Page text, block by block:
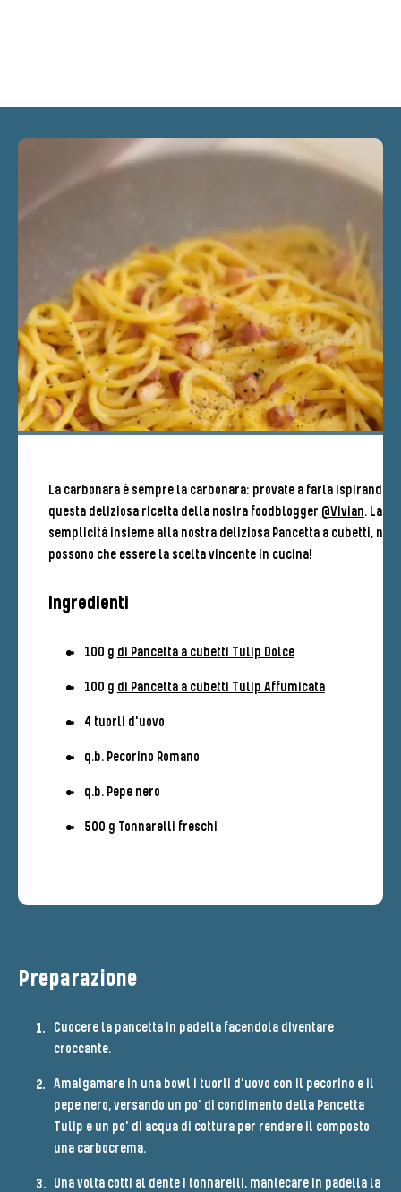
La carbonara è sempre la carbonara: provate a farla ispirandovi
questa deliziosa ricetta della nostra foodblogger @Vivian. La
semplicità insieme alla nostra deliziosa Pancetta a cubetti, non
possono che essere la scelta vincente in cucina!
Ingredienti
100 g di Pancetta a cubetti Tulip Dolce
100 g di Pancetta a cubetti Tulip Affumicata
4 tuorli d'uovo
q.b. Pecorino Romano
q.b. Pepe nero
500 g Tonnarelli freschi
Preparazione
Cuocere la pancetta in padella facendola diventare
croccante.
Amalgamare in una bowl i tuorli d'uovo con il pecorino e il
pepe nero, versando un po' di condimento della Pancetta
Tulip e un po' di acqua di cottura per rendere il composto
una carbocrema.
Una volta cotti al dente i tonnarelli, mantecare in padella la